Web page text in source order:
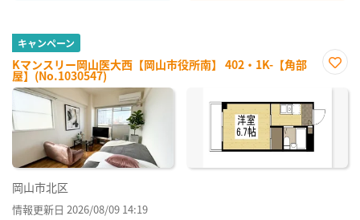
キャンペーン
Kマンスリー岡山医大西【岡山市役所南】 402・1K-【角部
屋】(No.1030547)
に入
録
岡山市北区
情報更新日 2026/08/09 14:19